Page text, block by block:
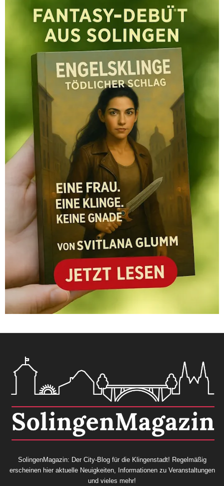
SolingenMagazin: Der City-Blog für die Klingenstadt! Regelmäßig
erscheinen hier aktuelle Neuigkeiten, Informationen zu Veranstaltungen
und vieles mehr!